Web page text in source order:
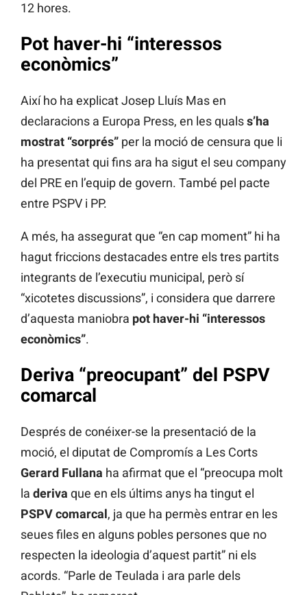
12 hores.
Pot haver-hi “interessos
econòmics”
Així ho ha explicat Josep Lluís Mas en
declaracions a Europa Press, en les qualss’ha
mostrat “sorprés” per la moció de censura que li
ha presentat qui fins ara ha sigut el seu company
del PRE en l’equip de govern. També pel pacte
entre PSPV i PP.
A més, ha assegurat que “en cap moment” hi ha
hagut friccions destacades entre els tres partits
integrants de l’executiu municipal, però sí
“xicotetes discussions”, i considera que darrere
d’aquesta maniobra pot haver-hi “interessos
econòmics”.
Deriva “preocupant” del PSPV
comarcal
Després de conéixer-se la presentació de la
moció, el diputat de Compromís a Les Corts
Gerard Fullana ha afirmat que el “preocupa molt
la deriva que en els últims anys ha tingut el
PSPV comarcal, ja que ha permès entrar en les
seues files en alguns pobles persones que no
respecten la ideologia d’aquest partit” ni els
acords. “Parle de Teulada i ara parle dels